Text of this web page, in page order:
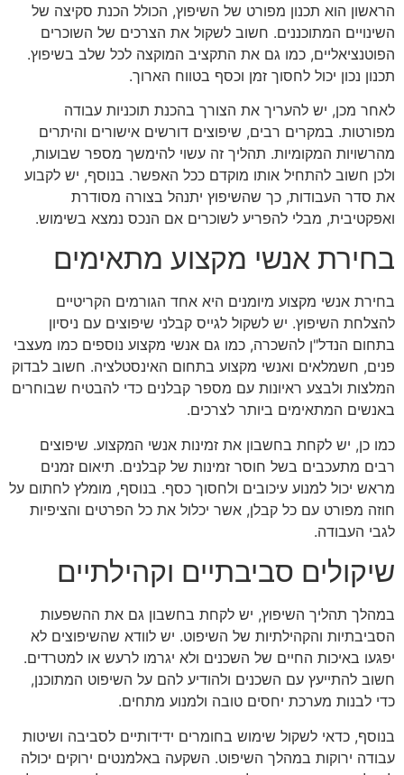
הראשון הוא תכנון מפורט של השיפוץ, הכולל הכנת סקיצה של
השינויים המתוכננים. חשוב לשקול את הצרכים של השוכרים
הפוטנציאליים, כמו גם את התקציב המוקצה לכל שלב בשיפוץ.
תכנון נכון יכול לחסוך זמן וכסף בטווח הארוך.
לאחר מכן, יש להעריך את הצורך בהכנת תוכניות עבודה
מפורטות. במקרים רבים, שיפוצים דורשים אישורים והיתרים
מהרשויות המקומיות. תהליך זה עשוי להימשך מספר שבועות,
ולכן חשוב להתחיל אותו מוקדם ככל האפשר. בנוסף, יש לקבוע
את סדר העבודות, כך שהשיפוץ יתנהל בצורה מסודרת
ואפקטיבית, מבלי להפריע לשוכרים אם הנכס נמצא בשימוש.
בחירת אנשי מקצוע מתאימים
בחירת אנשי מקצוע מיומנים היא אחד הגורמים הקריטיים
להצלחת השיפוץ. יש לשקול לגייס קבלני שיפוצים עם ניסיון
בתחום הנדל"ן להשכרה, כמו גם אנשי מקצוע נוספים כמו מעצבי
פנים, חשמלאים ואנשי מקצוע בתחום האינסטלציה. חשוב לבדוק
המלצות ולבצע ראיונות עם מספר קבלנים כדי להבטיח שבוחרים
באנשים המתאימים ביותר לצרכים.
כמו כן, יש לקחת בחשבון את זמינות אנשי המקצוע. שיפוצים
רבים מתעכבים בשל חוסר זמינות של קבלנים. תיאום זמנים
מראש יכול למנוע עיכובים ולחסוך כסף. בנוסף, מומלץ לחתום על
חוזה מפורט עם כל קבלן, אשר יכלול את כל הפרטים והציפיות
לגבי העבודה.
שיקולים סביבתיים וקהילתיים
במהלך תהליך השיפוץ, יש לקחת בחשבון גם את ההשפעות
הסביבתיות והקהילתיות של השיפוט. יש לוודא שהשיפוצים לא
יפגעו באיכות החיים של השכנים ולא יגרמו לרעש או למטרדים.
חשוב להתייעץ עם השכנים ולהודיע להם על השיפוט המתוכנן,
כדי לבנות מערכת יחסים טובה ולמנוע מתחים.
בנוסף, כדאי לשקול שימוש בחומרים ידידותיים לסביבה ושיטות
עבודה ירוקות במהלך השיפוט. השקעה באלמנטים ירוקים יכולה